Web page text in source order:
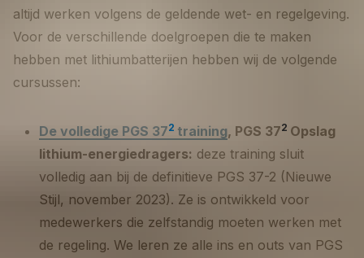
altijd werken volgens de geldende wet- en regelgeving.
Voor de verschillende doelgroepen die te maken
hebben met lithiumbatterijen hebben wij de volgende
cursussen:
De volledige PGS 372 training, PGS 372 Opslag
lithium-energiedragers: deze training sluit
volledig aan bij de definitieve PGS 37-2 (Nieuwe
Stijl, november 2023). Ze is ontwikkeld voor
medewerkers die zelfstandig moeten werken met
de regeling. We leren ze alle ins en outs van PGS